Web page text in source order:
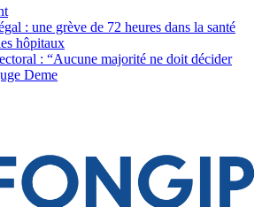
: une grève de 72 heures dans la santé
hôpitaux
: “Aucune majorité ne doit décider
Deme